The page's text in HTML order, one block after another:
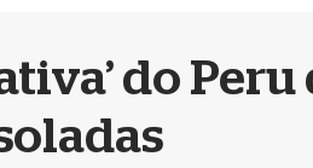
do Peru